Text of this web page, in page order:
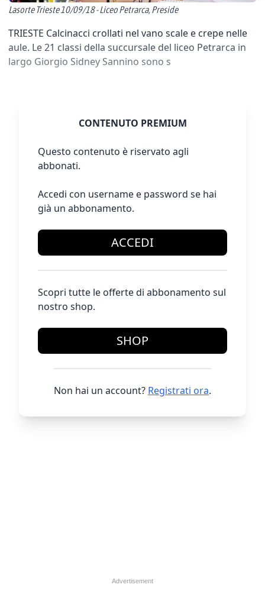
Lasorte Trieste 10/09/18 - Liceo Petrarca, Preside
TRIESTE Calcinacci crollati nel vano scale e crepe nelle
aule. Le 21 classi della succursale del liceo Petrarca in
largo Giorgio Sidney Sannino sono s
CONTENUTO PREMIUM
Questo contenuto è riservato agli
abbonati.
Accedi con username e password se hai
già un abbonamento.
ACCEDI
Scopri tutte le offerte di abbonamento sul
nostro shop.
SHOP
Non hai un account? Registrati ora.